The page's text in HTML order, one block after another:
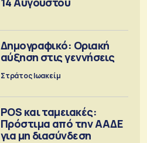
Δημογραφικό: Οριακή
αύξηση στις γεννήσεις
Στράτος Ιωακείμ
POS και ταμειακές:
Πρόστιμα από την ΑΑΔΕ
για μη διασύνδεση